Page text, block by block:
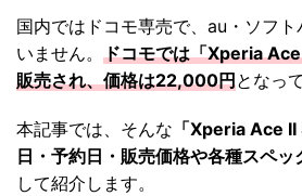
国内ではドコモ専売で、au・ソフ
いません。 ドコモでは「Xperia
販売され、価格は22,000円となっ
本記事では、そんな 「Xperia Ace
日・予約日・販売価格や各種スペ
して紹介します。